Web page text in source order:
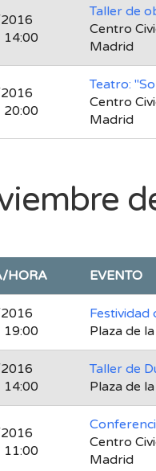
14:00
Taller de
Centro
Madrid
20:00
Teatro:
Centro
Madrid
HORA EVENTO
19:00
Festividad
Plaza de
14:00
Taller de
Plaza de
11:00
Centro
Madrid